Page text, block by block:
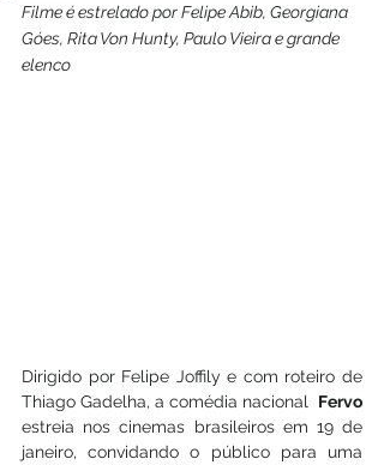
Filme é estrelado por Felipe Abib, Georgiana
Góes, Rita Von Hunty, Paulo Vieira e grande
elenco
Dirigido por Felipe Joffily e com roteiro de
Thiago Gadelha, a comédia nacional Fervo
estreia nos cinemas brasileiros em 19 de
janeiro, convidando o público para uma